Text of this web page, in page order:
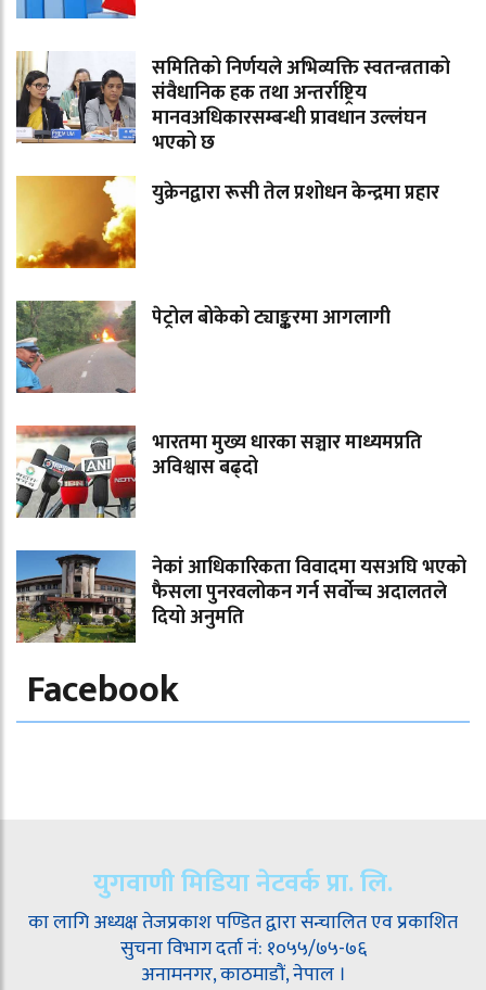
समितिको निर्णयले अभिव्यक्ति स्वतन्त्रताको
संवैधानिक हक तथा अन्तर्राष्ट्रिय
मानवअधिकारसम्बन्धी प्रावधान उल्लंघन
भएको छ
युक्रेनद्वारा रूसी तेल प्रशोधन केन्द्रमा प्रहार
पेट्रोल बोकेको ट्याङ्करमा आगलागी
भारतमा मुख्य धारका सञ्चार माध्यमप्रति
अविश्वास बढ्दो
नेकां आधिकारिकता विवादमा यसअघि भएको
फैसला पुनरवलोकन गर्न सर्वोच्च अदालतले
दियो अनुमति
Facebook
युगवाणी मिडिया नेटवर्क प्रा. लि.
का लागि अध्यक्ष तेजप्रकाश पण्डित द्वारा सन्चालित एव प्रकाशित
सुचना विभाग दर्ता नं: १०५५/७५-७६
अनामनगर, काठमाडौं, नेपाल ।